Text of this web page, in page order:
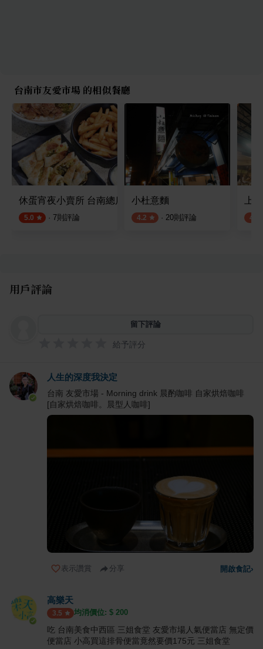
台南市友愛市場 的相似餐廳
休蛋宵夜小賣所 台南總店
5.0 · 7則評論
小杜意麵
4.2 · 20則評論
上
4.2
用戶評論
留下評論
給予評分
人生的深度我決定
台南 友愛市場 - Morning drink 晨酌咖啡 自家烘焙咖啡
[自家烘焙咖啡。晨型人咖啡]
表示讚賞 分享 開啟食記›
高樂天
3.5 均消價位: $ 200
吃 台南美食中西區 三姐食堂 友愛市場人氣便當店 無定價
便當店 小高買這排骨便當竟然要價175元 三姐食堂